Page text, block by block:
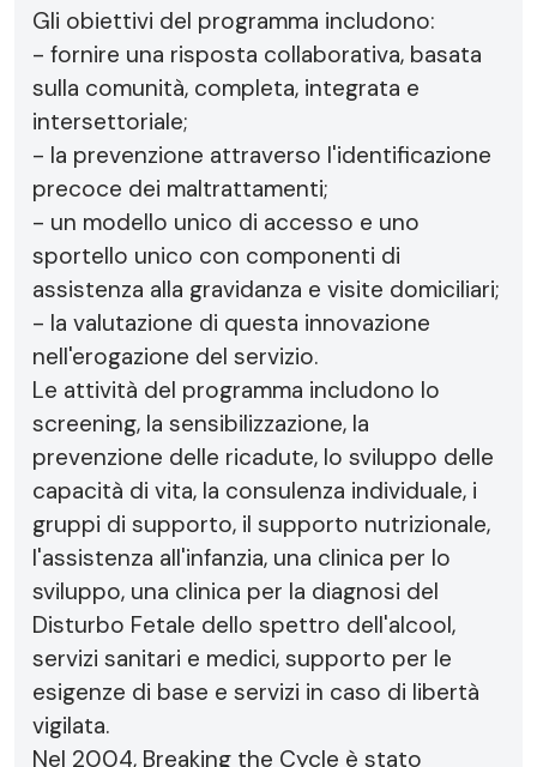
Gli obiettivi del programma includono:
- fornire una risposta collaborativa, basata
sulla comunità, completa, integrata e
intersettoriale;
- la prevenzione attraverso l'identificazione
precoce dei maltrattamenti;
- un modello unico di accesso e uno
sportello unico con componenti di
assistenza alla gravidanza e visite domiciliari;
- la valutazione di questa innovazione
nell'erogazione del servizio.
Le attività del programma includono lo
screening, la sensibilizzazione, la
prevenzione delle ricadute, lo sviluppo delle
capacità di vita, la consulenza individuale, i
gruppi di supporto, il supporto nutrizionale,
l'assistenza all'infanzia, una clinica per lo
sviluppo, una clinica per la diagnosi del
Disturbo Fetale dello spettro dell'alcool,
servizi sanitari e medici, supporto per le
esigenze di base e servizi in caso di libertà
vigilata.
Nel 2004, Breaking the Cycle è stato